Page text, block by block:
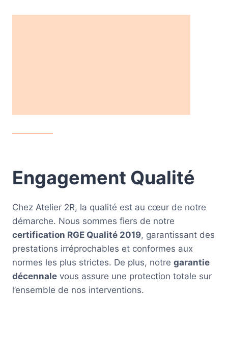
Engagement Qualité
Chez Atelier 2R, la qualité est au cœur de notre
démarche. Nous sommes fiers de notre
certification RGE Qualité 2019, garantissant des
prestations irréprochables et conformes aux
normes les plus strictes. De plus, notre garantie
décennale vous assure une protection totale sur
l’ensemble de nos interventions.